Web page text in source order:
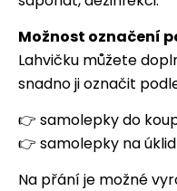
Možnost označení
Lahvičku můžete
snadno ji označit
👉 samolepky do
👉 samolepky na úklid
Na přání je možné